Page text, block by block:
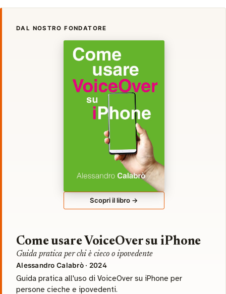
DAL NOSTRO FONDATORE
Scopri il libro →
Come usare VoiceOver su iPhone
Guida pratica per chi è cieco o ipovedente
Alessandro Calabrò · 2024
Guida pratica all'uso di VoiceOver su iPhone per
persone cieche e ipovedenti.